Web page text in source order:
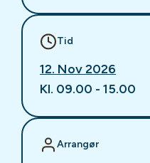
Tid
12. Nov 2026
Kl. 09.00 - 15.00
Arrangør